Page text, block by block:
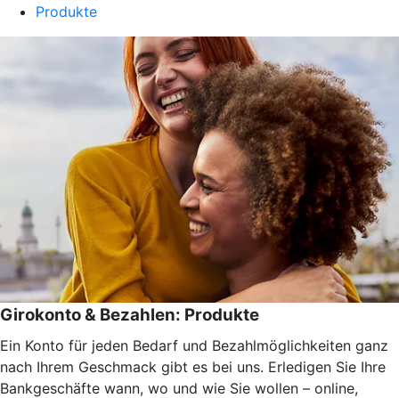
Produkte
Girokonto & Bezahlen: Produkte
Ein Konto für jeden Bedarf und Bezahlmöglichkeiten ganz
nach Ihrem Geschmack gibt es bei uns. Erledigen Sie Ihre
Bankgeschäfte wann, wo und wie Sie wollen – online,